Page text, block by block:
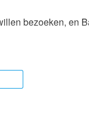
bezoeken, en